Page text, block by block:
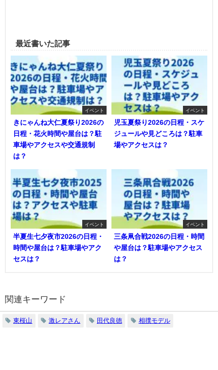
最近書いた記事
イベント
きにゃんね大仁夏祭り2026の
日程・花火時間や屋台は？駐
車場やアクセスや交通規制
は？
イベント
児玉夏祭り2026の日程・スケ
ジュールや見どころは？駐車
場やアクセスは？
イベント
半夏生七夕夜市2026の日程・
時間や屋台は？駐車場やアク
セスは？
イベント
三条凧合戦2026の日程・時間
や屋台は？駐車場やアクセス
は？
関連キーワード
東桜山 激レアさん 田代良徳 相撲モデル